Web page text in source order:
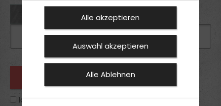
Ich habe die
zur Kenntnis
Alle akzeptieren
Auswahl akzeptieren
Alle Ablehnen